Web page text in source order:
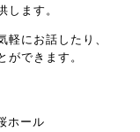
します。
軽にお話したり、
ができます。
ホール